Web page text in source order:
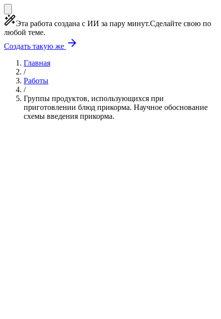
Эта работа создана с ИИ за пару минут.Сделайте свою по
любой теме.
Создать такую же
Главная
/
Работы
/
Группы продуктов, использующихся при
приготовлении блюд прикорма. Научное обоснование
схемы введения прикорма.